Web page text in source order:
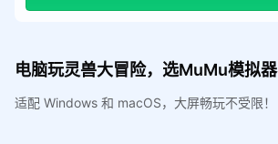
电脑玩灵兽大冒险，选MuMu模拟器
适配 Windows 和 macOS，大屏畅玩不受限！